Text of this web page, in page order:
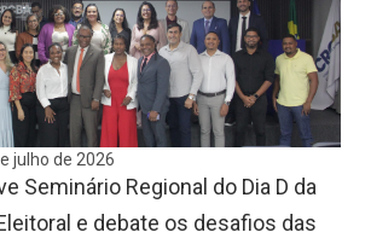
julho de 2026
Seminário Regional do Dia D da
e debate os desafios das